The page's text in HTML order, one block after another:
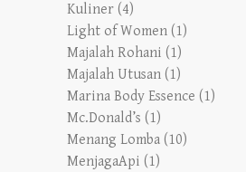
Kuliner (4)
Light of Women (1)
Majalah Rohani (1)
Majalah Utusan (1)
Marina Body Essence (1)
Mc.Donald’s (1)
Menang Lomba (10)
MenjagaApi (1)